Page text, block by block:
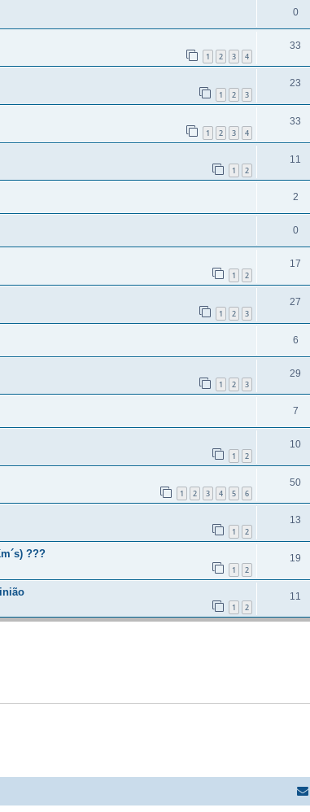
0
1 2 3 4
33
1 2 3
23
1 2 3 4
33
1 2
11
2
0
1 2
17
1 2 3
27
6
1 2 3
29
7
1 2
10
1 2 3 4 5 6
50
1 2
13
???
1 2
19
1 2
11